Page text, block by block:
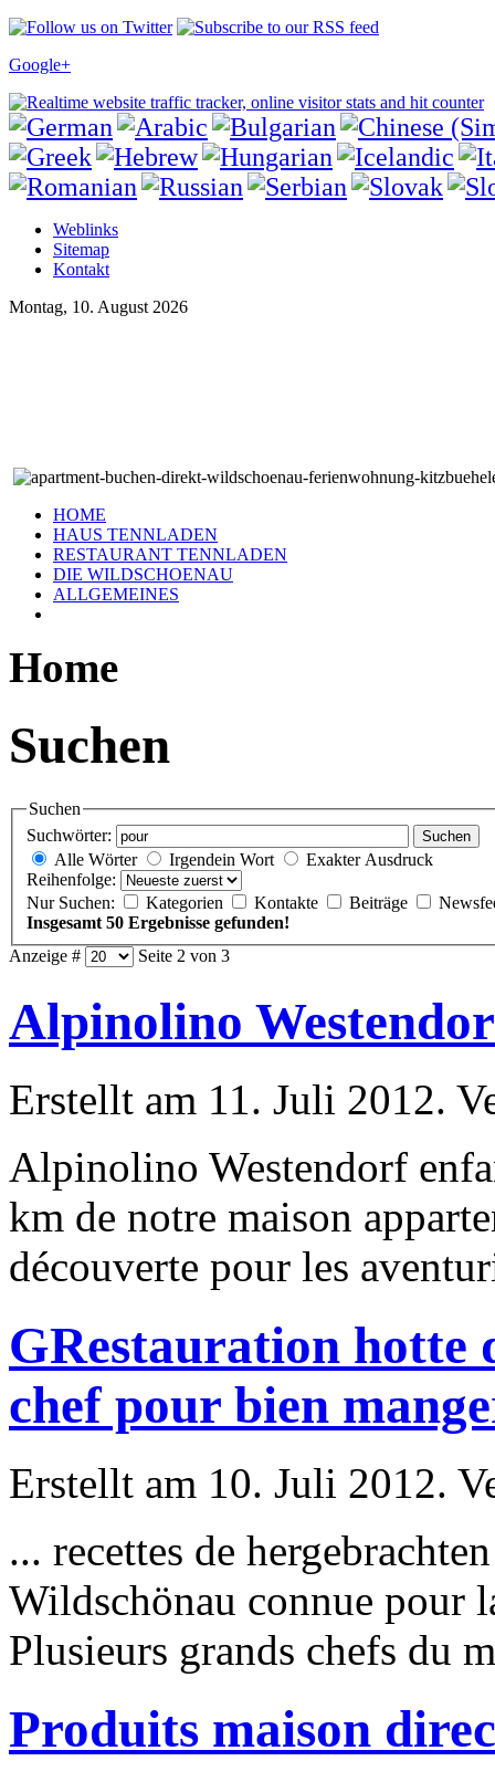
Google+
Weblinks
Sitemap
Kontakt
Montag, 10. August 2026
HOME
HAUS TENNLADEN
RESTAURANT TENNLADEN
DIE WILDSCHOENAU
ALLGEMEINES
Home
Suchen
Suchen
Suchwörter:
Suchen
Alle Wörter Irgendein Wort
Exakter Ausdruck
Reihenfolge:
Nur Suchen:
Kategorien Kontakte Beiträge
Insgesamt 50 Ergebnisse gefunden!
Anzeige #
Seite 2 von 3
Alpinolino
Erstellt am 11. Juli 2012.
Alpinolino Westendorf
km de notre maison
découverte pour les
GRestauration hotte
chef pour bien
Erstellt am 10. Juli 2012.
... recettes de
Wildschönau connue pour
Plusieurs grands chefs du
Produits maison